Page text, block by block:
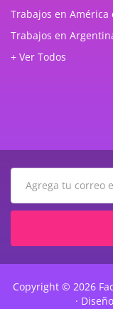
Trabajos en América
Trabajos en
+ Ver Todos
Copyright © 2026
·